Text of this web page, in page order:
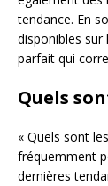
tendance. En
disponibles
parfait qui
Quels
« Quels sont
fréquemment
dernières